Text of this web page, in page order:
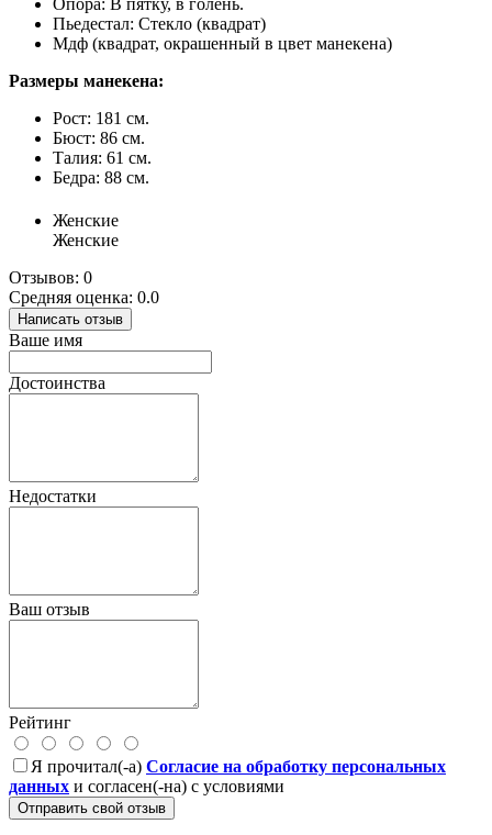
Опора: В пятку, в голень.
Пьедестал: Стекло (квадрат)
Мдф (квадрат, окрашенный в цвет манекена)
Размеры манекена:
Рост: 181 см.
Бюст: 86 см.
Талия: 61 см.
Бедра: 88 см.
Женские
Женские
Отзывов: 0
Средняя оценка: 0.0
Написать отзыв
Ваше имя
Достоинства
Недостатки
Ваш отзыв
Рейтинг
Я прочитал(-а) Согласие на обработку персональных
данных и согласен(-на) с условиями
Отправить свой отзыв